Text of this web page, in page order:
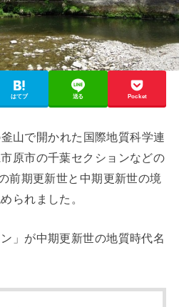
はてブ 送る Pocket
山で開かれた国際地質科学連
原市の千葉セクションなどの
前期更新世と中期更新世の境
られました。
」が中期更新世の地質時代名